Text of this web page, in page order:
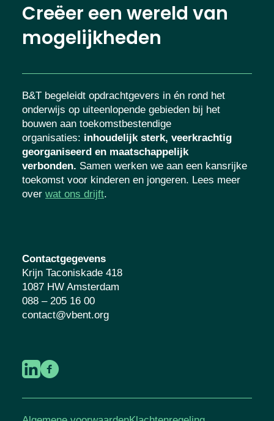
Creëer een wereld van
mogelijkheden
B&T begeleidt opdrachtgevers in én rond het
onderwijs op uiteenlopende gebieden bij het
bouwen aan toekomstbestendige
organisaties: inhoudelijk sterk, veerkrachtig
georganiseerd en maatschappelijk
verbonden. Samen werken we aan een kansrijke
toekomst voor kinderen en jongeren. Lees meer
over wat ons drijft.
Contactgegevens
Krijn Taconiskade 418
1087 HW Amsterdam
088 – 205 16 00
contact@vbent.org